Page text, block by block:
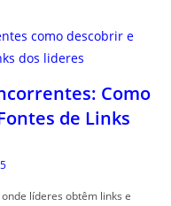
Como
de Links
líderes obtêm links e